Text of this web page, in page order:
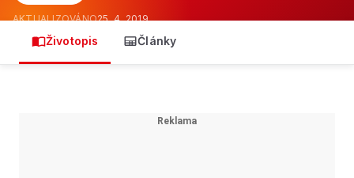
AKTUALIZOVÁNO25. 4. 2019
Životopis Články